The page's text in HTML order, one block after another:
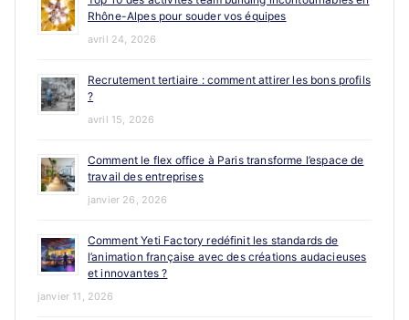
Rhône-Alpes pour souder vos équipes
avril 24, 2026
Recrutement tertiaire : comment attirer les bons profils
?
avril 15, 2026
Comment le flex office à Paris transforme l’espace de
travail des entreprises
janvier 26, 2026
Comment Yeti Factory redéfinit les standards de
l’animation française avec des créations audacieuses
et innovantes ?
janvier 11, 2026